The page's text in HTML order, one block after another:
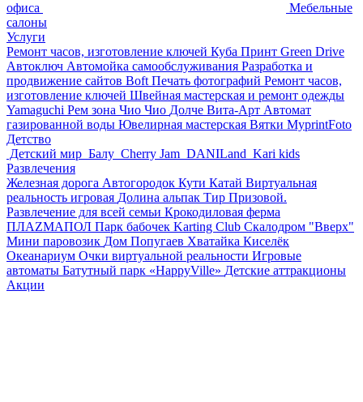
офиса
Мебельные
салоны
Услуги
Ремонт часов, изготовление ключей Куба Принт Green Drive
Автоключ Автомойка самообслуживания Разработка и
продвижение сайтов Boft Печать фотографий Ремонт часов,
изготовление ключей Швейная мастерская и ремонт одежды
Yamaguchi Рем зона Чио Чио Долче Вита-Арт Автомат
газированной воды Ювелирная мастерская Вятки MyprintFoto
Детство
Детский мир Балу Cherry Jam DANILand Kari kids
Развлечения
Железная дорога Автогородок Кути Катай Виртуальная
реальность игровая Долина альпак Тир Призовой.
Развлечение для всей семьи Крокодиловая ферма
ПЛАZМАПОЛ Парк бабочек Karting Club Скалодром "Вверх"
Мини паровозик Дом Попугаев Хватайка Киселёк
Океанариум Очки виртуальной реальности Игровые
автоматы Батутный парк «HappyVille» Детские аттракционы
Акции